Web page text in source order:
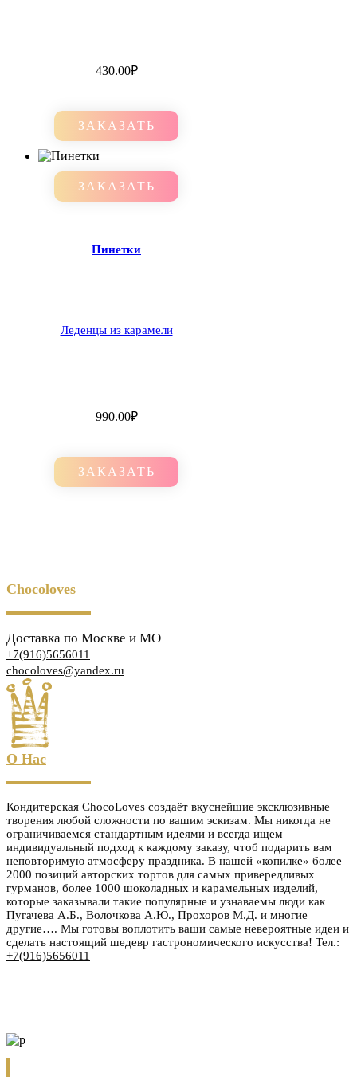
430.00₽
ЗАКАЗАТЬ
ЗАКАЗАТЬ
Пинетки
Леденцы из карамели
990.00₽
ЗАКАЗАТЬ
Chocoloves
Доставка по Москве и МО
+7(916)5656011
chocoloves@yandex.ru
О Нас
Кондитерская ChocoLoves создаёт вкуснейшие эксклюзивные
творения любой сложности по вашим эскизам. Мы никогда не
ограничиваемся стандартным идеями и всегда ищем
индивидуальный подход к каждому заказу, чтоб подарить вам
неповторимую атмосферу праздника. В нашей «копилке» более
2000 позиций авторских тортов для самых привередливых
гурманов, более 1000 шоколадных и карамельных изделий,
которые заказывали такие популярные и узнаваемы люди как
Пугачева А.Б., Волочкова А.Ю., Прохоров М.Д. и многие
другие…. Мы готовы воплотить ваши самые невероятные идеи и
сделать настоящий шедевр гастрономического искусства! Тел.:
+7(916)5656011